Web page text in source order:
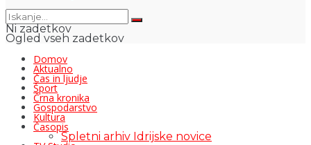
Ni zadetkov
Ogled vseh zadetkov
Domov
Aktualno
Čas in ljudje
Šport
Črna kronika
Gospodarstvo
Kultura
Časopis
Spletni arhiv Idrijske novice